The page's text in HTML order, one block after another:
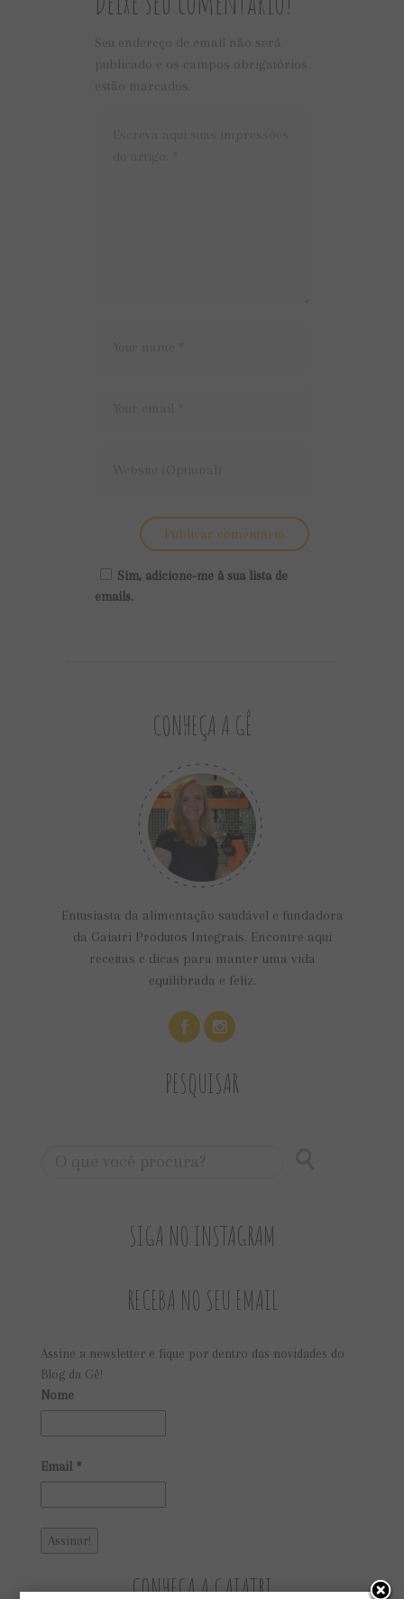
Seu endereço de email não será
publicado e os campos obrigatórios
estão marcados.
Sim, adicione-me à sua lista de
emails.
CONHEÇA A GÊ
Entusiasta da alimentação saudável e fundadora
da Gaiatri Produtos Integrais. Encontre aqui
receitas e dicas para manter uma vida
equilibrada e feliz.
PESQUISAR
SIGA NO INSTAGRAM
RECEBA NO SEU EMAIL
Assine a newsletter e fique por dentro das novidades do
Blog da Gê!
Nome
Email *
CONHEÇA A GAIATRI